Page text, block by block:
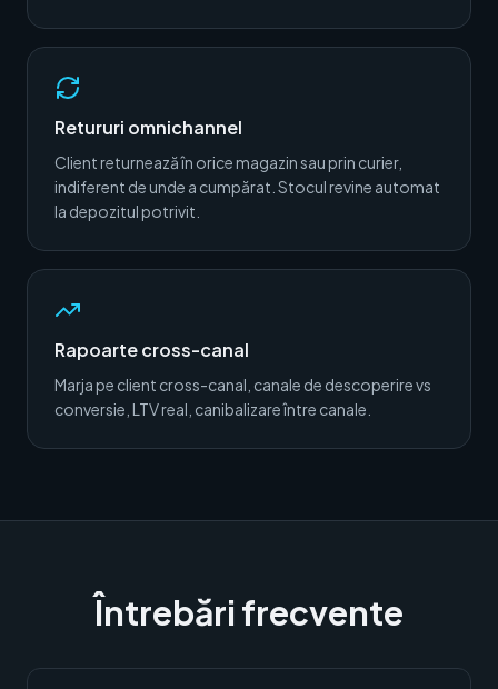
Retururi omnichannel
Client returnează în orice magazin sau prin curier,
indiferent de unde a cumpărat. Stocul revine automat
la depozitul potrivit.
Rapoarte cross-canal
Marja pe client cross-canal, canale de descoperire vs
conversie, LTV real, canibalizare între canale.
Întrebări frecvente